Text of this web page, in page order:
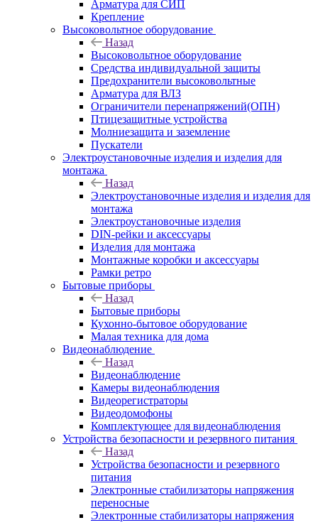
Арматура для СИП
Крепление
Высоковольтное оборудование
Назад
Высоковольтное оборудование
Средства индивидуальной защиты
Предохранители высоковольтные
Арматура для ВЛЗ
Ограничители перенапряжений(ОПН)
Птицезащитные устройства
Молниезащита и заземление
Пускатели
Электроустановочные изделия и изделия для
монтажа
Назад
Электроустановочные изделия и изделия для
монтажа
Электроустановочные изделия
DIN-рейки и аксессуары
Изделия для монтажа
Монтажные коробки и аксессуары
Рамки ретро
Бытовые приборы
Назад
Бытовые приборы
Кухонно-бытовое оборудование
Малая техника для дома
Видеонаблюдение
Назад
Видеонаблюдение
Камеры видеонаблюдения
Видеорегистраторы
Видеодомофоны
Комплектующее для видеонаблюдения
Устройства безопасности и резервного питания
Назад
Устройства безопасности и резервного
питания
Электронные стабилизаторы напряжения
переносные
Электронные стабилизаторы напряжения